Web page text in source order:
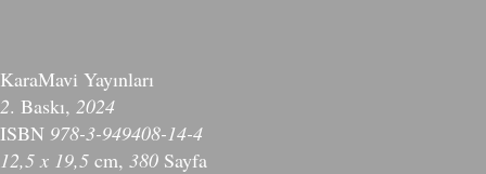
KaraMavi Yayınları
2. Baskı, 2024
ISBN 978-3-949408-14-4
12,5 x 19,5 cm, 380 Sayfa